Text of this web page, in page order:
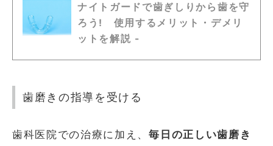
ナイトガードで歯ぎしりから歯を守
ろう! 使用するメリット・デメリ
ットを解説 -
歯磨きの指導を受ける
歯科医院での治療に加え、毎日の正しい歯磨き